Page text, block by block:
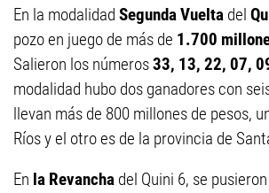
En la modalidad Segunda Vuelta del
pozo en juego de más de 1.700
Salieron los números33, 13, 22, 07,
modalidad hubo dos ganadores con
llevan más de 800 millones de pesos,
Ríos y el otro es de la provincia de
En la Revancha del Quini 6, se